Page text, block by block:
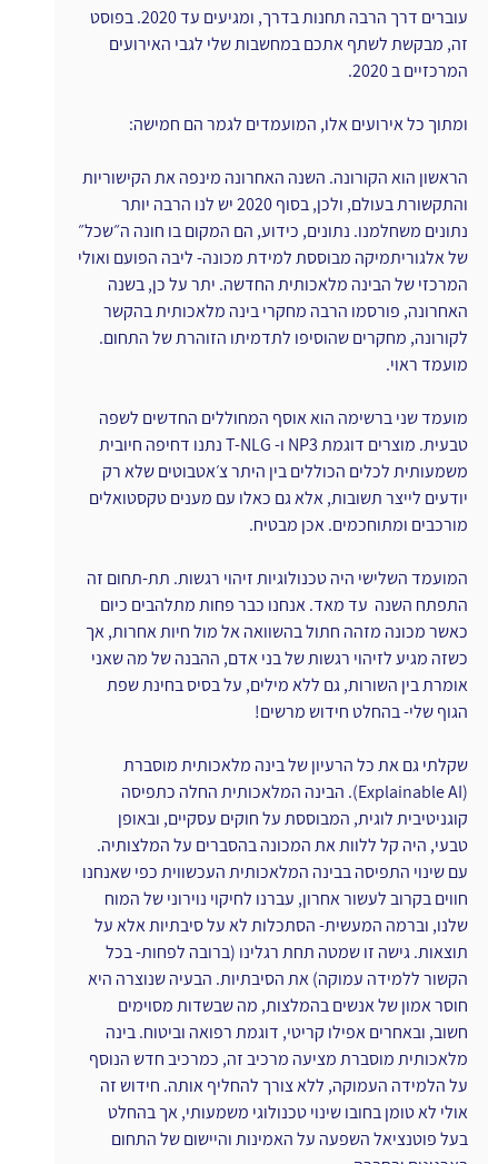
עוברים דרך הרבה תחנות בדרך, ומגיעים עד 2020. בפוסט
זה, מבקשת לשתף אתכם במחשבות שלי לגבי האירועים
המרכזיים ב 2020.
ומתוך כל אירועים אלו, המועמדים לגמר הם חמישה:
הראשון הוא הקורונה. השנה האחרונה מינפה את הקישוריות
והתקשורת בעולם, ולכן, בסוף 2020 יש לנו הרבה יותר
נתונים משחלמנו. נתונים, כידוע, הם המקום בו חונה ה״שכל״
של אלגוריתמיקה מבוססת למידת מכונה- ליבה הפועם ואולי
המרכזי של הבינה מלאכותית החדשה. יתר על כן, בשנה
האחרונה, פורסמו הרבה מחקרי בינה מלאכותית בהקשר
לקורונה, מחקרים שהוסיפו לתדמיתו הזוהרת של התחום.
מועמד ראוי.
מועמד שני ברשימה הוא אוסף המחוללים החדשים לשפה
טבעית. מוצרים דוגמת NP3 ו- T-NLG נתנו דחיפה חיובית
משמעותית לכלים הכוללים בין היתר צ׳אטבוטים שלא רק
יודעים לייצר תשובות, אלא גם כאלו עם מענים טקסטואלים
מורכבים ומתוחכמים. אכן מבטיח.
המועמד השלישי היה טכנולוגיות זיהוי רגשות. תת-תחום זה
התפתח השנה  עד מאד. אנחנו כבר פחות מתלהבים כיום
כאשר מכונה מזהה חתול בהשוואה אל מול חיות אחרות, אך
כשזה מגיע לזיהוי רגשות של בני אדם, ההבנה של מה שאני
אומרת בין השורות, גם ללא מילים, על בסיס בחינת שפת
הגוף שלי- בהחלט חידוש מרשים!
שקלתי גם את כל הרעיון של בינה מלאכותית מוסברת
(Explainable AI). הבינה המלאכותית החלה כתפיסה
קוגניטיבית לוגית, המבוססת על חוקים עסקיים, ובאופן
טבעי, היה קל ללוות את המכונה בהסברים על המלצותיה.
עם שינוי התפיסה בבינה המלאכותית העכשווית כפי שאנחנו
חווים בקרוב לעשור אחרון, עברנו לחיקוי נוירוני של המוח
שלנו, וברמה המעשית- הסתכלות לא על סיבתיות אלא על
תוצאות. גישה זו שמטה תחת רגלינו (ברובה לפחות- בכל
הקשור ללמידה עמוקה) את הסיבתיות. הבעיה שנוצרה היא
חוסר אמון של אנשים בהמלצות, מה שבשדות מסוימים
חשוב, ובאחרים אפילו קריטי, דוגמת רפואה וביטוח. בינה
מלאכותית מוסברת מציעה מרכיב זה, כמרכיב חדש הנוסף
על הלמידה העמוקה, ללא צורך להחליף אותה. חידוש זה
אולי לא טומן בחובו שינוי טכנולוגי משמעותי, אך בהחלט
בעל פוטנציאל השפעה על האמינות והיישום של התחום